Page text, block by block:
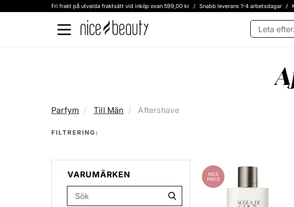
Fri frakt på utvalda fraktsätt vid inköp ovan 599,00 kr / Snabb leverans 1-4 arbetsdagar /
Parfym Till Män Aftershave
FILTRERING:
VARUMÄRKEN
NICE
PRICE